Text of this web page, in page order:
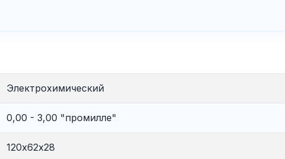
Электрохимический
0,00 - 3,00 "промилле"
120х62х28